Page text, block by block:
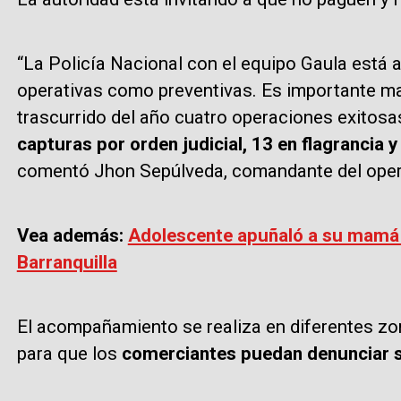
“La Policía Nacional con el equipo Gaula está
operativas como preventivas. Es importante
trascurrido del año cuatro operaciones
capturas por orden judicial, 13 en flagrancia
comentó Jhon Sepúlveda, comandante del
Vea además: Adolescente apuñaló a su
Barranquilla
El acompañamiento se realiza en diferentes
para que los comerciantes puedan denunciar